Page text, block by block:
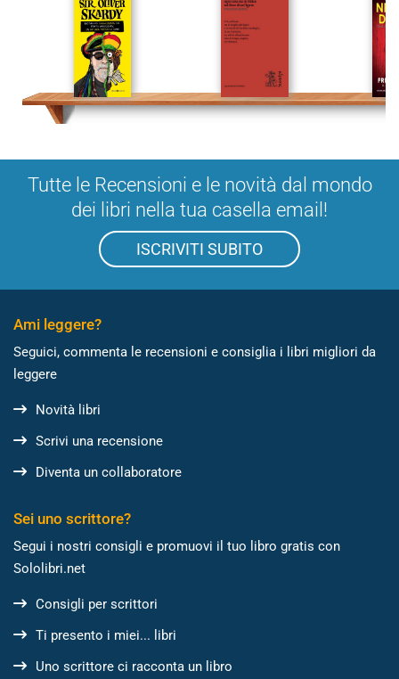
Tutte le Recensioni e le novità dal mondo
dei libri nella tua casella email!
ISCRIVITI SUBITO
Ami leggere?
Seguici, commenta le recensioni e consiglia i libri migliori da
leggere
Novità libri
Scrivi una recensione
Diventa un collaboratore
Sei uno scrittore?
Segui i nostri consigli e promuovi il tuo libro gratis con
Sololibri.net
Consigli per scrittori
Ti presento i miei... libri
Uno scrittore ci racconta un libro